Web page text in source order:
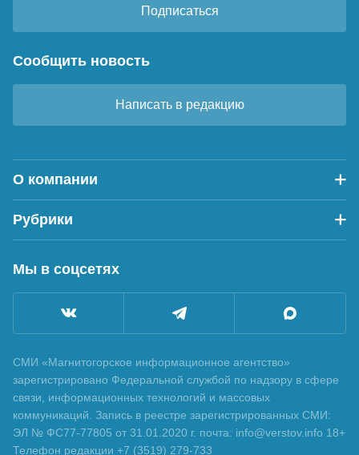
Подписаться
Сообщить новость
Написать в редакцию
О компании
Рубрики
Мы в соцсетях
СМИ «Магнитогорское информационное агентство»
зарегистрировано Федеральной службой по надзору в сфере
связи, информационных технологий и массовых
коммуникаций. Запись в реестре зарегистрированных СМИ:
ЭЛ № ФС77-77805 от 31.01.2020 г. почта: info@verstov.info 18+
Телефон редакции +7 (3519) 279-733